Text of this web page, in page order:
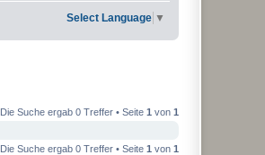
Select Language ▼
Die Suche ergab 0 Treffer • Seite 1 von 1
Die Suche ergab 0 Treffer • Seite 1 von 1